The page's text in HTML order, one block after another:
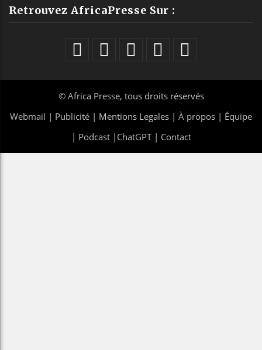
Retrouvez AfricaPresse Sur :
© Africa Presse, tous droits réservés
Webmail | Publicité | Mentions Legales | À propos | Équipe
| Podcast| ChatGPT| Contact